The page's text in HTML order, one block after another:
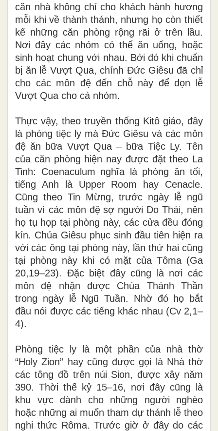
căn nhà không chỉ cho khách hành hương
mỗi khi về thành thánh, nhưng họ còn thiết
kế những căn phòng rộng rãi ở trên lầu.
Nơi đây các nhóm có thể ăn uống, hoặc
sinh hoạt chung với nhau. Bởi đó khi chuẩn
bị ăn lễ Vượt Qua, chính Đức Giêsu đã chỉ
cho các môn đệ đến chỗ này để dọn lễ
Vượt Qua cho cả nhóm.
Thực vậy, theo truyền thống Kitô giáo, đây
là phòng tiệc ly mà Đức Giêsu và các môn
đệ ăn bữa Vượt Qua – bữa Tiệc Ly. Tên
của căn phòng hiện nay được đặt theo La
Tinh: Coenaculum nghĩa là phòng ăn tối,
tiếng Anh là Upper Room hay Cenacle.
Cũng theo Tin Mừng, trước ngày lễ ngũ
tuần vì các môn đệ sợ người Do Thái, nên
họ tụ họp tại phòng này, các cửa đều đóng
kín. Chúa Giêsu phục sinh đầu tiên hiện ra
với các ông tại phòng này, lần thứ hai cũng
tại phòng này khi có mặt của Tôma (Ga
20,19–23). Đặc biệt đây cũng là nơi các
môn đệ nhận được Chúa Thánh Thần
trong ngày lễ Ngũ Tuần. Nhờ đó họ bắt
đầu nói được các tiếng khác nhau (Cv 2,1–
4).
Phòng tiệc ly là một phần của nhà thờ
“Holy Zion” hay cũng được gọi là Nhà thờ
các tông đồ trên núi Sion, được xây năm
390. Thời thế kỷ 15–16, nơi đây cũng là
khu vực dành cho những người nghèo
hoặc những ai muốn tham dự thánh lễ theo
nghi thức Rôma. Trước giờ ở đây do các